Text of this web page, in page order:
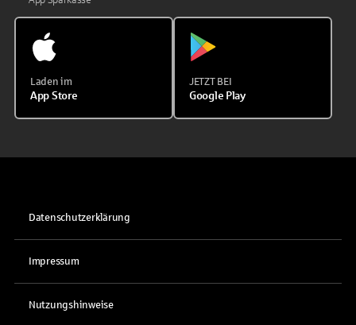
Laden im
App Store
JETZT BEI
Google Play
Datenschutzerklärung
Impressum
Nutzungshinweise